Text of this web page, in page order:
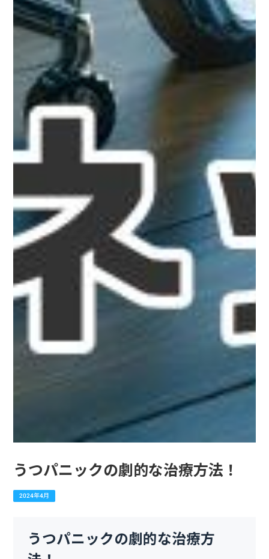
うつパニックの劇的な治療方法！
2024年4月
うつパニックの劇的な治療方